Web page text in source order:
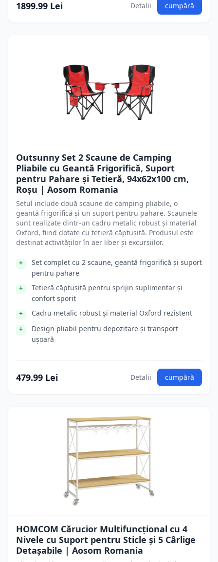
1899.99 Lei Detalii cumpără
Outsunny Set 2 Scaune de Camping
Pliabile cu Geantă Frigorifică, Suport
pentru Pahare și Tetieră, 94x62x100 cm,
Roșu | Aosom Romania
Setul include două scaune de camping pliabile, o
geantă frigorifică și un suport pentru pahare. Scaunele
sunt realizate dintr-un cadru metalic robust și material
Oxford, fiind dotate cu tetieră căptușită. Produsul este
destinat activităților în aer liber și excursiilor.
Set complet cu 2 scaune, geantă frigorifică și suport
pentru pahare
Tetieră căptușită pentru sprijin suplimentar și
confort sporit
Cadru metalic robust și material Oxford rezistent
Design pliabil pentru depozitare și transport
ușoară
479.99 Lei Detalii cumpără
HOMCOM Cărucior Multifuncțional cu 4
Nivele cu Suport pentru Sticle și 5 Cârlige
Detașabile | Aosom Romania